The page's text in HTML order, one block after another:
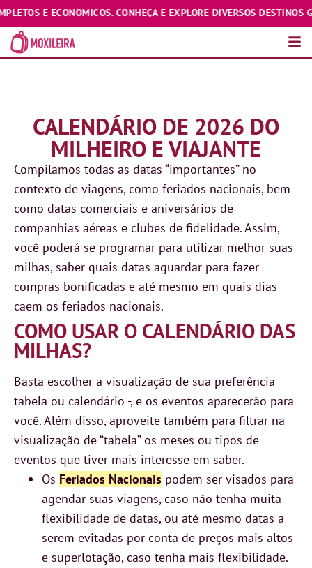
CONHEÇA E EXPLORE DIVERSOS DESTINOS GASTANDO POUCO! ♥️
CALENDÁRIO DE 2026 DO
MILHEIRO E VIAJANTE
Compilamos todas as datas “importantes” no
contexto de viagens, como feriados nacionais, bem
como datas comerciais e aniversários de
companhias aéreas e clubes de fidelidade. Assim,
você poderá se programar para utilizar melhor suas
milhas, saber quais datas aguardar para fazer
compras bonificadas e até mesmo em quais dias
caem os feriados nacionais.
COMO USAR O CALENDÁRIO DAS
MILHAS?
Basta escolher a visualização de sua preferência –
tabela ou calendário -, e os eventos aparecerão para
você. Além disso, aproveite também para filtrar na
visualização de “tabela” os meses ou tipos de
eventos que tiver mais interesse em saber.
Os Feriados Nacionais podem ser visados para
agendar suas viagens, caso não tenha muita
flexibilidade de datas, ou até mesmo datas a
serem evitadas por conta de preços mais altos
e superlotação, caso tenha mais flexibilidade.